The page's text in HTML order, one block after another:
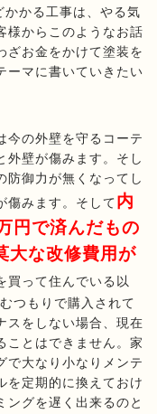
かる工事は、やる気
様からこのようなお話
ざお金をかけて塗装を
ーマに書いていきたい
今の外壁を守るコーテ
外壁が傷みます。そし
防御力が無くなってし
傷みます。そして内
円で済んだもの
大な改修費用が
買って住んでいる以
つもりで購入されて
スをしない場合、現在
ことはできません。家
で大なり小なりメンテ
を定期的に換えておけ
ングを遅く出来るのと